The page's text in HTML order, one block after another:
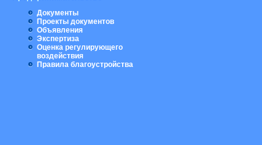
Документы
Проекты документов
Объявления
Экспертиза
Оценка регулирующего
воздействия
Правила благоустройства